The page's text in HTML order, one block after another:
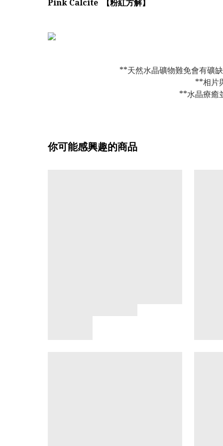
Pink Calcite 【粉紅方解】
**天然水晶礦物難免會有礦
**相片
**水晶療癒
你可能感興趣的商品